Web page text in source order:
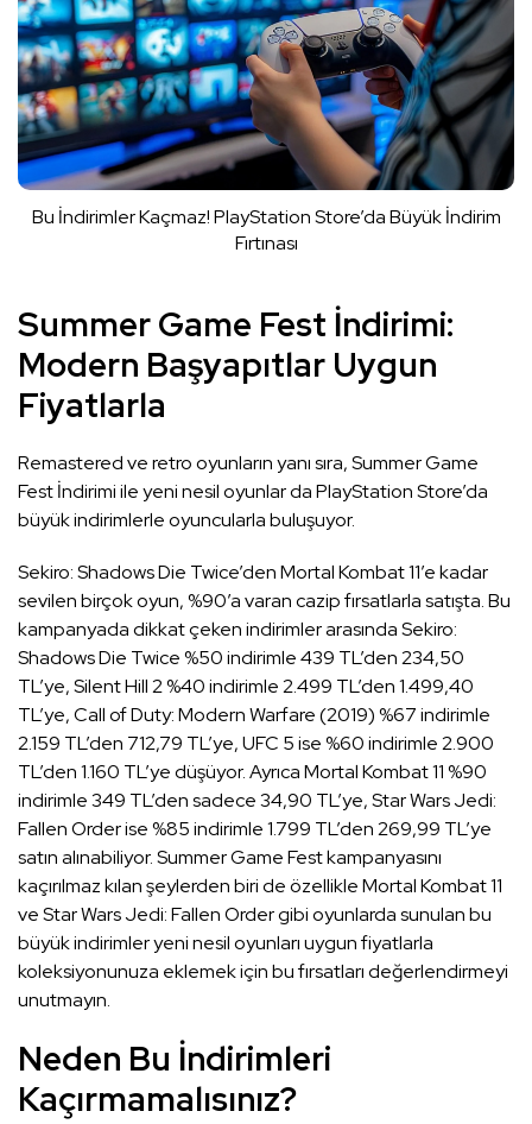
Bu İndirimler Kaçmaz! PlayStation Store’da Büyük İndirim
Fırtınası
Summer Game Fest İndirimi:
Modern Başyapıtlar Uygun
Fiyatlarla
Remastered ve retro oyunların yanı sıra, Summer Game
Fest İndirimi ile yeni nesil oyunlar da PlayStation Store’da
büyük indirimlerle oyuncularla buluşuyor.
Sekiro: Shadows Die Twice’den Mortal Kombat 11’e kadar
sevilen birçok oyun, %90’a varan cazip fırsatlarla satışta. Bu
kampanyada dikkat çeken indirimler arasında Sekiro:
Shadows Die Twice %50 indirimle 439 TL’den 234,50
TL’ye, Silent Hill 2 %40 indirimle 2.499 TL’den 1.499,40
TL’ye, Call of Duty: Modern Warfare (2019) %67 indirimle
2.159 TL’den 712,79 TL’ye, UFC 5 ise %60 indirimle 2.900
TL’den 1.160 TL’ye düşüyor. Ayrıca Mortal Kombat 11 %90
indirimle 349 TL’den sadece 34,90 TL’ye, Star Wars Jedi:
Fallen Order ise %85 indirimle 1.799 TL’den 269,99 TL’ye
satın alınabiliyor. Summer Game Fest kampanyasını
kaçırılmaz kılan şeylerden biri de özellikle Mortal Kombat 11
ve Star Wars Jedi: Fallen Order gibi oyunlarda sunulan bu
büyük indirimler yeni nesil oyunları uygun fiyatlarla
koleksiyonunuza eklemek için bu fırsatları değerlendirmeyi
unutmayın.
Neden Bu İndirimleri
Kaçırmamalısınız?